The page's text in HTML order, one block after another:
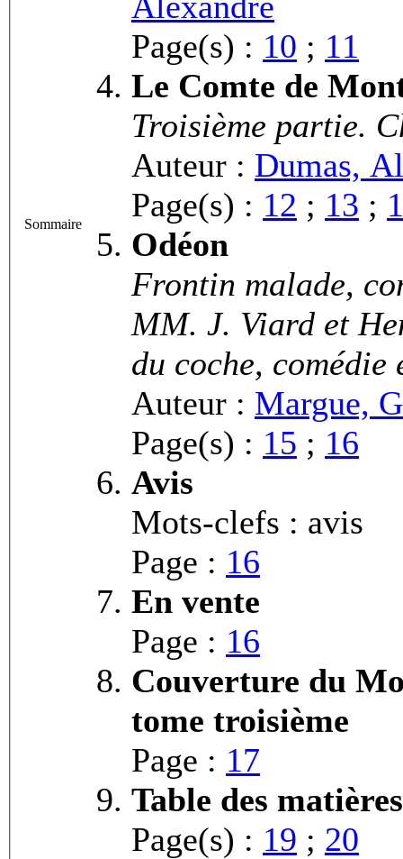
Sommaire
Page(s) : 10 ; 11
Le Comte de
Troisième partie.
Auteur : Dumas,
Page(s) : 12 ; 13 ;
Odéon
Frontin malade,
MM. J. Viard et
du coche,
Auteur : Margue,
Page(s) : 15 ; 16
Avis
Mots-clefs : avis
Page : 16
En vente
Page : 16
Couverture du
tome troisième
Page : 17
Table des
Page(s) : 19 ; 20